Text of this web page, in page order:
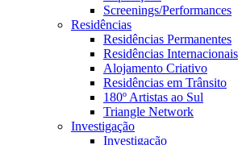
Screenings/Performances
Residências
Residências Permanentes
Residências Internacionais
Alojamento Criativo
Residências em Trânsito
180º Artistas ao Sul
Triangle Network
Investigação
Investigação